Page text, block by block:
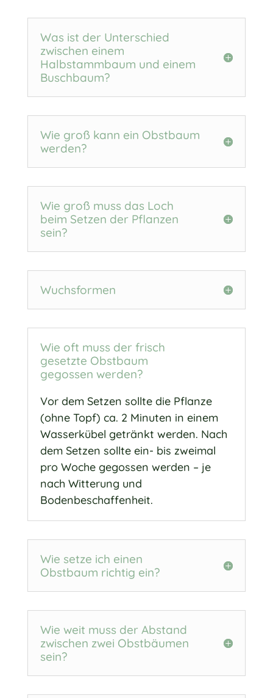
Was ist der Unterschied
zwischen einem
Halbstammbaum und einem
Buschbaum?
Wie groß kann ein Obstbaum
werden?
Wie groß muss das Loch
beim Setzen der Pflanzen
sein?
Wuchsformen
Wie oft muss der frisch
gesetzte Obstbaum
gegossen werden?
Vor dem Setzen sollte die Pflanze
(ohne Topf) ca. 2 Minuten in einem
Wasserkübel getränkt werden. Nach
dem Setzen sollte ein- bis zweimal
pro Woche gegossen werden – je
nach Witterung und
Bodenbeschaffenheit.
Wie setze ich einen
Obstbaum richtig ein?
Wie weit muss der Abstand
zwischen zwei Obstbäumen
sein?